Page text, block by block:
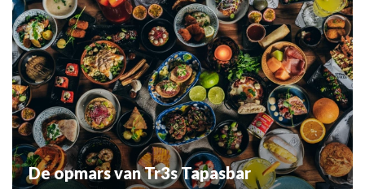
De opmars van Tr3s Tapasbar